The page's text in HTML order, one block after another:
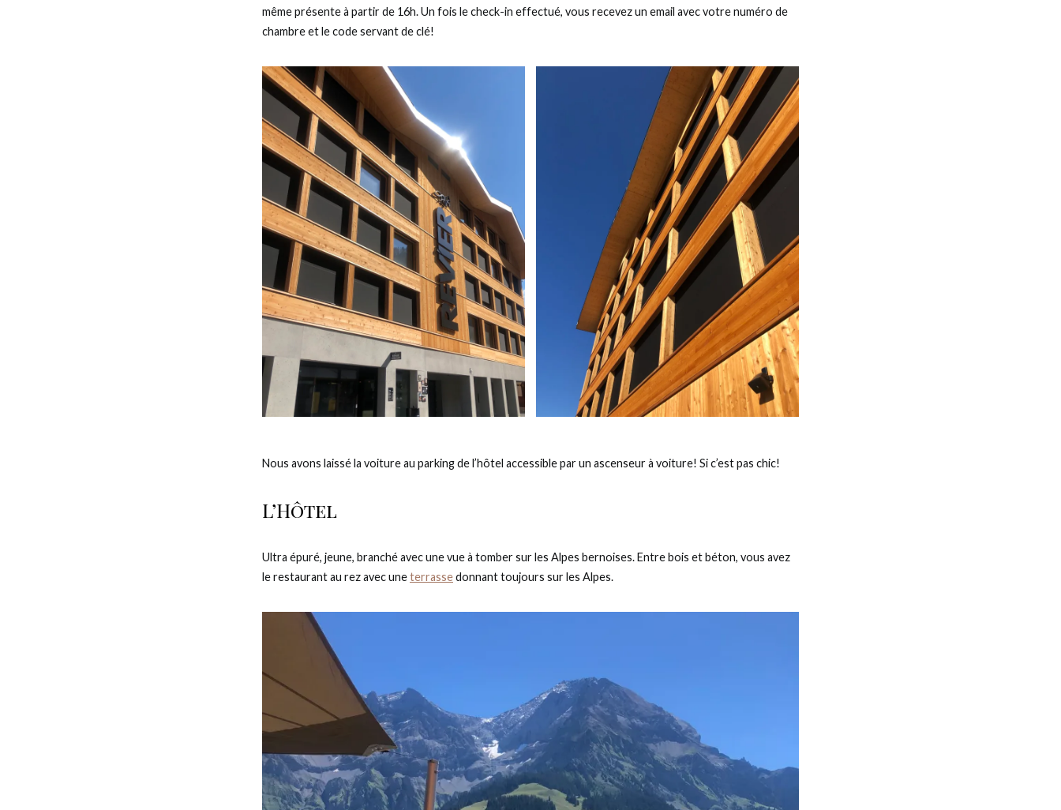
même présente à partir de 16h. Un fois le check-in effectué, vous recevez un email avec votre numéro de
chambre et le code servant de clé!
Nous avons laissé la voiture au parking de l’hôtel accessible par un ascenseur à voiture! Si c’est pas chic!
L’Hôtel
Ultra épuré, jeune, branché avec une vue à tomber sur les Alpes bernoises. Entre bois et béton, vous avez
le restaurant au rez avec uneterrassedonnant toujours sur les Alpes.